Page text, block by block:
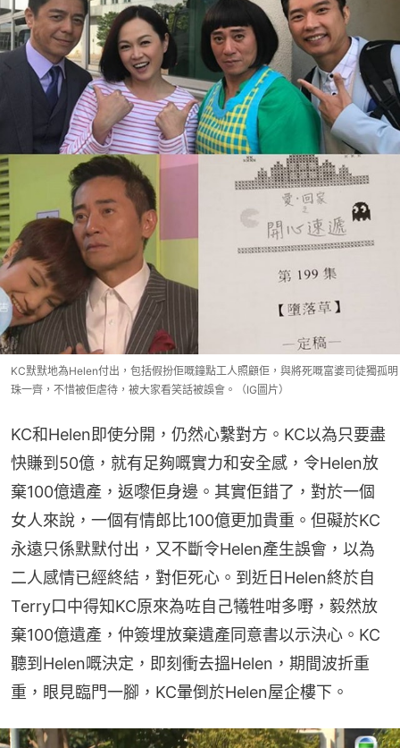
KC默默地為Helen付出，包括假扮佢嘅鐘點工人照顧佢，與將死嘅富婆司徒獨孤明
珠一齊，不惜被佢虐待，被大家看笑話被誤會。（IG圖片）
KC和Helen即使分開，仍然心繫對方。KC以為只要盡
快賺到50億，就有足夠嘅實力和安全感，令Helen放
棄100億遺產，返嚟佢身邊。其實佢錯了，對於一個
女人來說，一個有情郎比100億更加貴重。但礙於KC
永遠只係默默付出，又不斷令Helen產生誤會，以為
二人感情已經終結，對佢死心。到近日Helen終於自
Terry口中得知KC原來為咗自己犧牲咁多嘢，毅然放
棄100億遺產，仲簽埋放棄遺產同意書以示決心。KC
聽到Helen嘅決定，即刻衝去搵Helen，期間波折重
重，眼見臨門一腳，KC暈倒於Helen屋企樓下。